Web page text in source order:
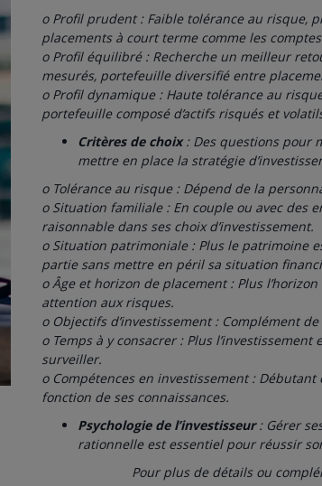
o Profil prudent : Faible tolérance au risque,
placements à court terme comme les
o Profil équilibré : Recherche un meilleur
mesurés, portefeuille diversifié entre
o Profil dynamique : Haute tolérance au
portefeuille composé d’actifs risqués et
Critères de choix: Des questions pour
mettre en place la stratégie
o Tolérance au risque : Dépend de la
o Situation familiale : En couple ou avec des
raisonnable dans ses choix d’investissement.
o Situation patrimoniale : Plus le patrimoine
partie sans mettre en péril sa situation
o Âge et horizon de placement : Plus
attention aux risques.
o Objectifs d’investissement : Complément
o Temps à y consacrer : Plus
surveiller.
o Compétences en investissement :
fonction de ses connaissances.
Psychologie de l’investisseur: Gérer
rationnelle est essentiel pour réussir
Pour plus de détails ou